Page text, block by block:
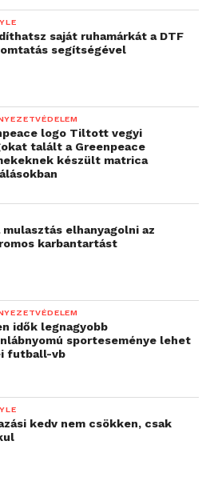
saját ruhamárkát a DTF
segítségével
logo Tiltott vegyi
talált a Greenpeace
készült matrica
mulasztás elhanyagolni az
karbantartást
idők legnagyobb
sporteseménye lehet
futball-vb
kedv nem csökken, csak